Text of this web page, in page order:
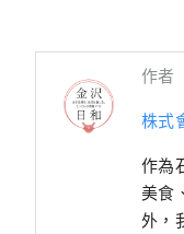
作者
株式
作為
美食
外，